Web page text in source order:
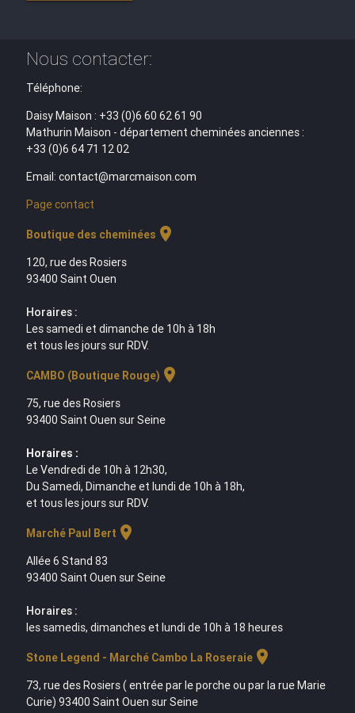
Nous contacter:
Téléphone:
Daisy Maison : +33 (0)6 60 62 61 90
Mathurin Maison - département cheminées anciennes :
+33 (0)6 64 71 12 02
Email: contact@marcmaison.com
Page contact
Boutique des cheminées location_on
120, rue des Rosiers
93400 Saint Ouen
Horaires :
Les samedi et dimanche de 10h à 18h
et tous les jours sur RDV.
CAMBO (Boutique Rouge) location_on
75, rue des Rosiers
93400 Saint Ouen sur Seine
Horaires :
Le Vendredi de 10h à 12h30,
Du Samedi, Dimanche et lundi de 10h à 18h,
et tous les jours sur RDV.
Marché Paul Bert location_on
Allée 6 Stand 83
93400 Saint Ouen sur Seine
Horaires :
les samedis, dimanches et lundi de 10h à 18 heures
Stone Legend - Marché Cambo La Roseraielocation_on
73, rue des Rosiers ( entrée par le porche ou par la rue Marie
Curie) 93400 Saint Ouen sur Seine